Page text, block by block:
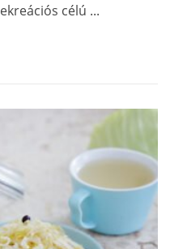
célú ...